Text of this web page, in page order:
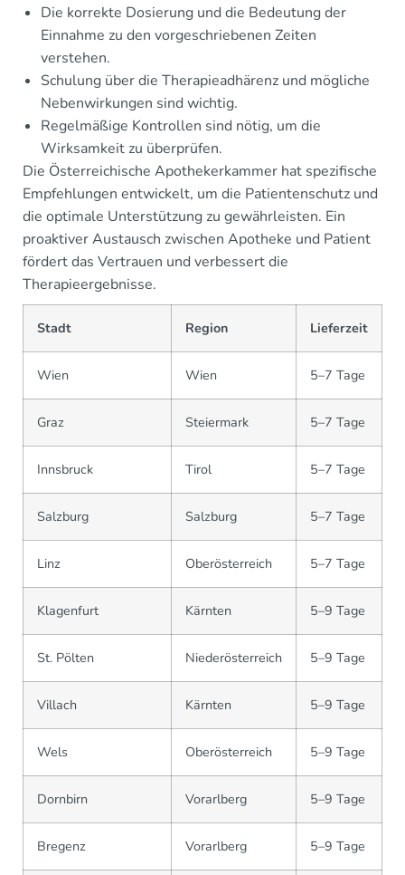
Die korrekte Dosierung und die Bedeutung der
Einnahme zu den vorgeschriebenen Zeiten
verstehen.
Schulung über die Therapieadhärenz und mögliche
Nebenwirkungen sind wichtig.
Regelmäßige Kontrollen sind nötig, um die
Wirksamkeit zu überprüfen.
Die Österreichische Apothekerkammer hat spezifische
Empfehlungen entwickelt, um die Patientenschutz und
die optimale Unterstützung zu gewährleisten. Ein
proaktiver Austausch zwischen Apotheke und Patient
fördert das Vertrauen und verbessert die
Therapieergebnisse.
Stadt Region Lieferzeit
Wien Wien 5–7 Tage
Graz Steiermark 5–7 Tage
Innsbruck Tirol 5–7 Tage
Salzburg Salzburg 5–7 Tage
Linz Oberösterreich 5–7 Tage
Klagenfurt Kärnten 5–9 Tage
St. Pölten Niederösterreich 5–9 Tage
Villach Kärnten 5–9 Tage
Wels Oberösterreich 5–9 Tage
Dornbirn Vorarlberg 5–9 Tage
Bregenz Vorarlberg 5–9 Tage